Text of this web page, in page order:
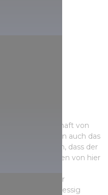
eine Gemeinschaft von
Glaubensleben auch das
dafür sorgen, dass der
Spezialitäten von hier
Weine der
und Kräuterweinessig